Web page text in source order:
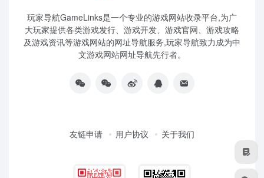
玩家导航GameLinks是一个专业的游戏网站收录平台,为广
大玩家提供各类游戏发行、游戏开发、游戏官网、游戏攻略
及游戏资讯等游戏网站的网址导航服务,玩家导航致力成为中
文游戏网站网址导航先行者。
友链申请 用户协议 关于我们